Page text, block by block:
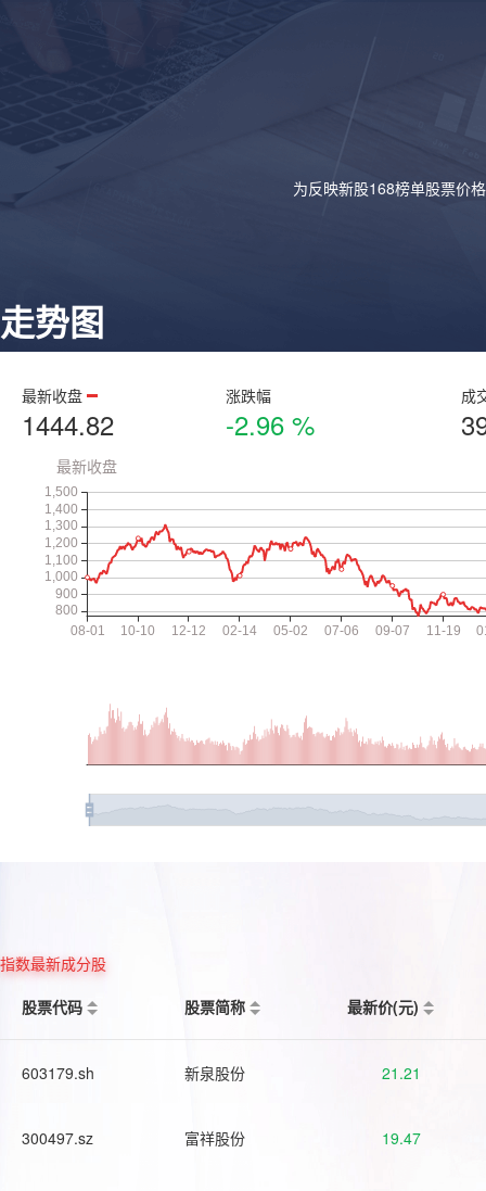
为反映新股168榜单股票价
走势图
最新收盘
1444.82
涨跌幅
-2.96 %
成
指数最新成分股
股票代码
股票简称 最新价(元)
603179.sh 新泉股份 21.21
300497.sz 富祥股份 19.47